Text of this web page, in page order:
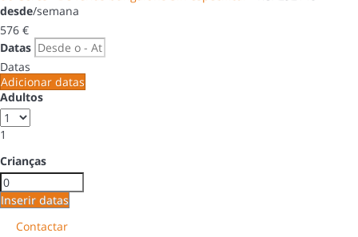
desde/semana
576 €
Datas
Datas
Adicionar datas
Adultos
1
Crianças
Inserir datas
Contactar